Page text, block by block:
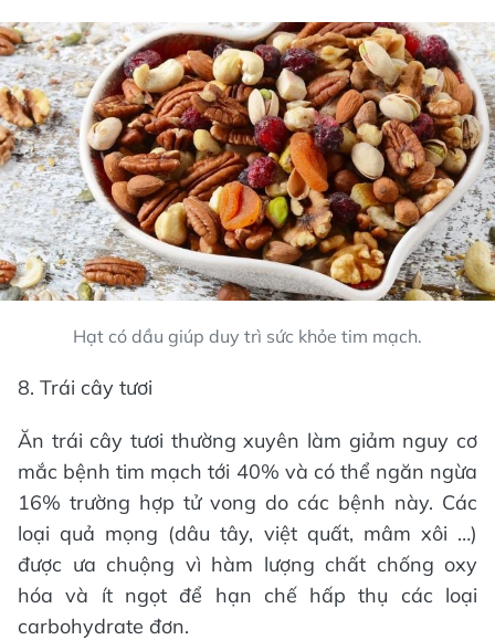
Hạt có dầu giúp duy trì sức khỏe tim mạch.
8. Trái cây tươi
Ăn trái cây tươi thường xuyên làm giảm nguy cơ
mắc bệnh tim mạch tới 40% và có thể ngăn ngừa
16% trường hợp tử vong do các bệnh này. Các
loại quả mọng (dâu tây, việt quất, mâm xôi …)
được ưa chuộng vì hàm lượng chất chống oxy
hóa và ít ngọt để hạn chế hấp thụ các loại
carbohydrate đơn.